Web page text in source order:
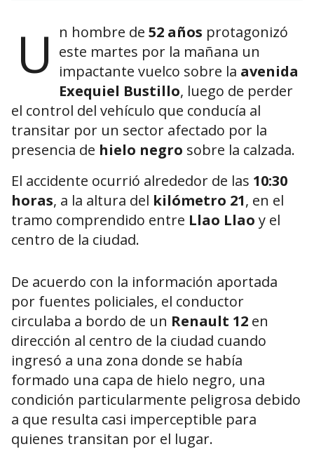
U n hombre de 52 años protagonizó
este martes por la mañana un
impactante vuelco sobre la avenida
Exequiel Bustillo, luego de perder
el control del vehículo que conducía al
transitar por un sector afectado por la
presencia de hielo negro sobre la calzada.
El accidente ocurrió alrededor de las 10:30
horas, a la altura del kilómetro 21, en el
tramo comprendido entre Llao Llao y el
centro de la ciudad.
De acuerdo con la información aportada
por fuentes policiales, el conductor
circulaba a bordo de un Renault 12 en
dirección al centro de la ciudad cuando
ingresó a una zona donde se había
formado una capa de hielo negro, una
condición particularmente peligrosa debido
a que resulta casi imperceptible para
quienes transitan por el lugar.